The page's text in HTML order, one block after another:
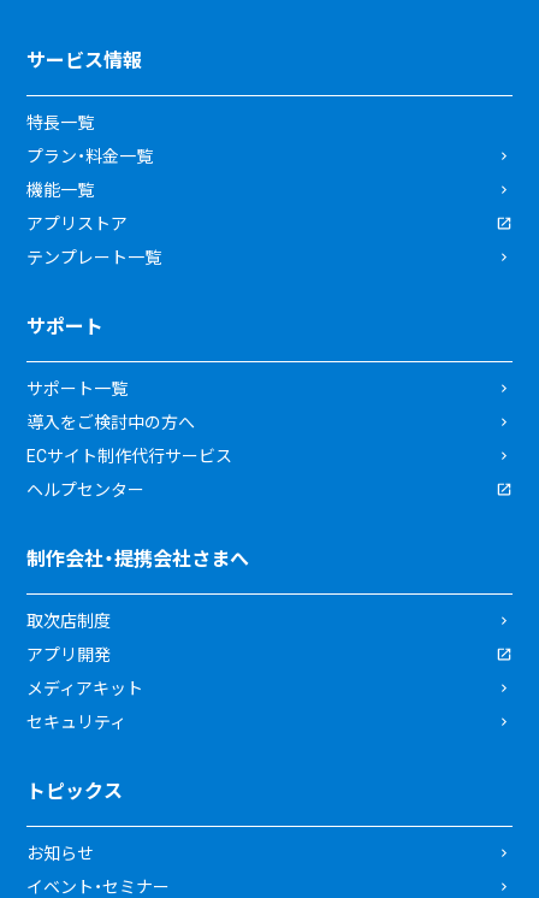
サービス情報
特長一覧
プラン・料金一覧
機能一覧
アプリストア
テンプレート一覧
サポート
サポート一覧
導入をご検討中の方へ
ECサイト制作代行サービス
ヘルプセンター
制作会社・提携会社さまへ
取次店制度
アプリ開発
メディアキット
セキュリティ
トピックス
お知らせ
イベント・セミナー